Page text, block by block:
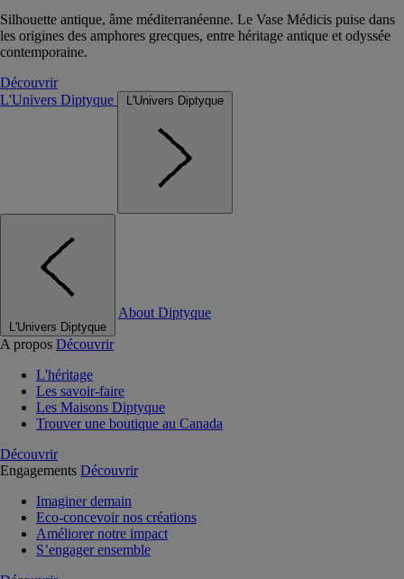
Silhouette antique, âme méditerranéenne. Le Vase Médicis puise dans
les origines des amphores grecques, entre héritage antique et odyssée
contemporaine.
Découvrir
L'Univers Diptyque
L'Univers Diptyque
L'Univers Diptyque
About Diptyque
A propos Découvrir
L'héritage
Les savoir-faire
Les Maisons Diptyque
Trouver une boutique au Canada
Découvrir
Engagements Découvrir
Imaginer demain
Eco-concevoir nos créations
Améliorer notre impact
S’engager ensemble